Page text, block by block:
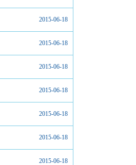
2015-06-18
2015-06-18
2015-06-18
2015-06-18
2015-06-18
2015-06-18
2015-06-18